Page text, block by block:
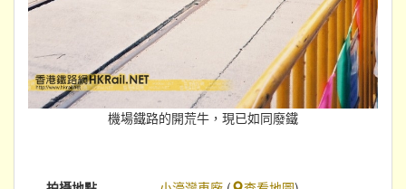
機場鐵路的開荒牛，現已如同廢鐵